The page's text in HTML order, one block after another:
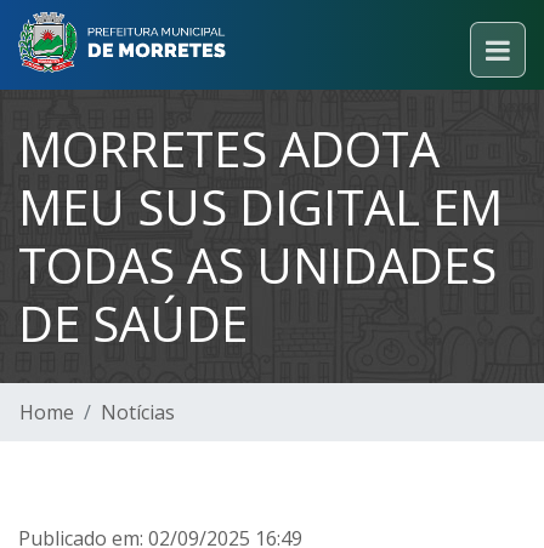
MORRETES ADOTA
MEU SUS DIGITAL EM
TODAS AS UNIDADES
DE SAÚDE
Home Notícias
Publicado em: 02/09/2025 16:49